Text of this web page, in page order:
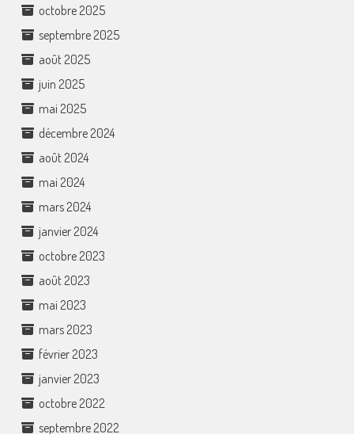
octobre 2025
septembre 2025
août 2025
juin 2025
mai 2025
décembre 2024
août 2024
mai 2024
mars 2024
janvier 2024
octobre 2023
août 2023
mai 2023
mars 2023
février 2023
janvier 2023
octobre 2022
septembre 2022